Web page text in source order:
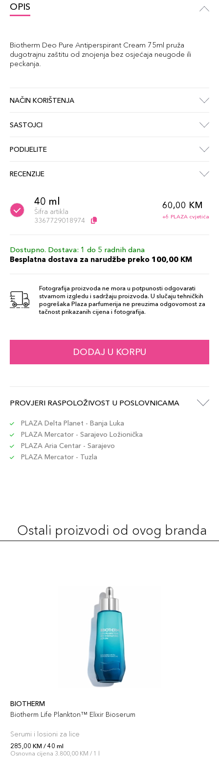
OPIS
Biotherm Deo Pure Antiperspirant Cream 75ml pruža
dugotrajnu zaštitu od znojenja bez osjećaja neugode ili
peckanja.
NAČIN KORIŠTENJA
SASTOJCI
PODIJELITE
RECENZIJE
40 ml
Šifra artikla
3367729018974
60,00 KM
+6 PLAZA cvjetića
Dostupno. Dostava: 1 do 5 radnih dana
Besplatna dostava za narudžbe preko 100,00 KM
Fotografija proizvoda ne mora u potpunosti odgovarati
stvarnom izgledu i sadržaju proizvoda. U slučaju tehničkih
pogrešaka Plaza parfumerija ne preuzima odgovornost za
tačnost prikazanih cijena i fotografija.
DODAJ U KORPU
PROVJERI RASPOLOŽIVOST U POSLOVNICAMA
PLAZA Delta Planet - Banja Luka
PLAZA Mercator - Sarajevo Ložionička
PLAZA Aria Centar - Sarajevo
PLAZA Mercator - Tuzla
Ostali proizvodi od ovog branda
BIOTHERM
Biotherm Life Plankton™ Elixir Bioserum
Serumi i losioni za lice
285,00 KM / 40 ml
Osnovna cijena 3.800,00 KM / 1 l